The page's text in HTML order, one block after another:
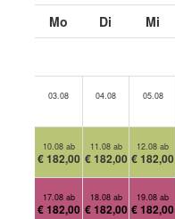
Mo Di Mi
03.08 04.08 05.08
10.08 ab
€ 182,00
11.08 ab
€ 182,00
12.08 ab
€ 182,00
17.08 ab
€ 182,00
18.08 ab
€ 182,00
19.08 ab
€ 182,00